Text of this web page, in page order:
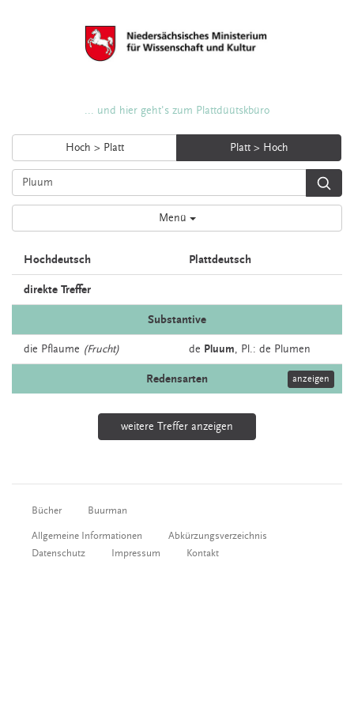
... und hier geht's zum Plattdüütskbüro
Hoch > Platt Platt > Hoch
Menü
Hochdeutsch Plattdeutsch
direkte Treffer
Substantive
die Pflaume (Frucht) de Pluum, Pl.: de Plumen
Redensarten anzeigen
weitere Treffer anzeigen
Bücher Buurman
Allgemeine Informationen
Abkürzungsverzeichnis
Datenschutz
Impressum Kontakt